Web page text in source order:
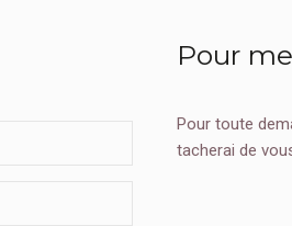
Pour
Pour toute
tacherai de